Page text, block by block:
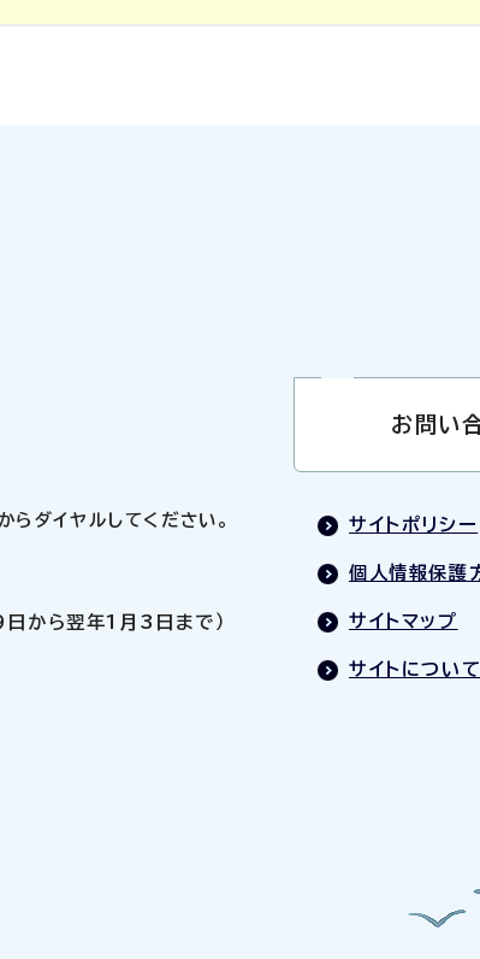
イヤルしてください。
日から翌年1月3日まで）
お問い
サイトポリシー
個人情報保護
サイトマップ
サイトについて